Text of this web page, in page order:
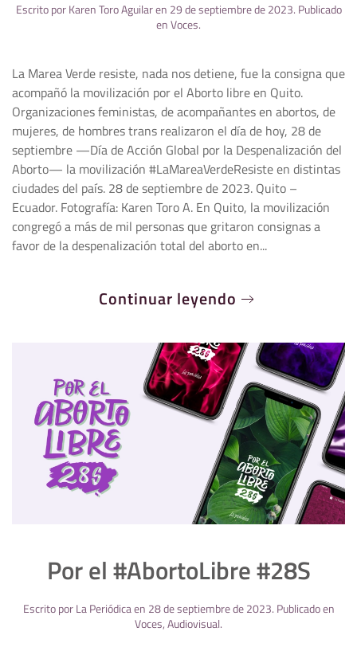
Escrito porKaren Toro Aguilaren 29 de septiembre de 2023. Publicado
enVoces.
La Marea Verde resiste, nada nos detiene, fue la consigna que
acompañó la movilización por el Aborto libre en Quito.
Organizaciones feministas, de acompañantes en abortos, de
mujeres, de hombres trans realizaron el día de hoy, 28 de
septiembre —Día de Acción Global por la Despenalización del
Aborto— la movilización #LaMareaVerdeResiste en distintas
ciudades del país. 28 de septiembre de 2023. Quito –
Ecuador. Fotografía: Karen Toro A. En Quito, la movilización
congregó a más de mil personas que gritaron consignas a
favor de la despenalización total del aborto en...
Continuar leyendo
Por el #AbortoLibre #28S
Escrito porLa Periódicaen 28 de septiembre de 2023. Publicado en
Voces,Audiovisual.